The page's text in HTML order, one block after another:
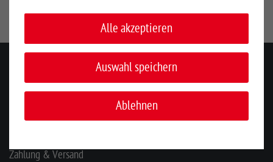
Zahlung & Versand
Alle akzeptieren
Auswahl speichern
Ablehnen